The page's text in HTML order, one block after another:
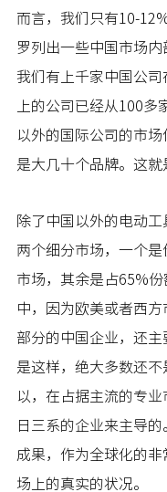
而言，我们只有10-
罗列出一些中国市场内
我们有上千家中国公
上的公司已经从100多
以外的国际公司的市
是大几十个品牌。这就
除了中国以外的电动
两个细分市场，一个
市场，其余是占65%
中，因为欧美或者西
部分的中国企业，还
是这样，绝大多数还
以，在占据主流的专
日三系的企业来主导
成果，作为全球化的
场上的真实的状况。